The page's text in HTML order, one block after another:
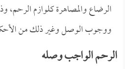
الرضاع والمصاهرة كلوازم الرحم،
ووجوب الوصل وغير ذلك من
الرحم الواجب وصله